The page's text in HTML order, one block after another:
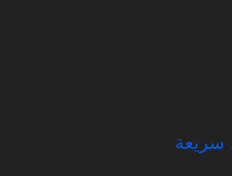
سريعة